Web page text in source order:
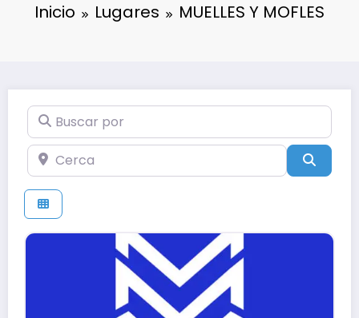
Inicio Lugares MUELLES Y MOFLES
Buscar por
Cerca